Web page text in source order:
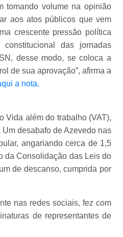
tomando volume na opinião
aos atos públicos que vem
crescente pressão política
das jornadas
desse modo, se coloca a
de sua aprovação”, afirma a
a nota.
Vida além do trabalho (VAT),
desabafo de Azevedo nas
angariando cerca de 1,5
da Consolidação das Leis do
de descanso, cumprida por
nas redes sociais, fez com
de representantes de